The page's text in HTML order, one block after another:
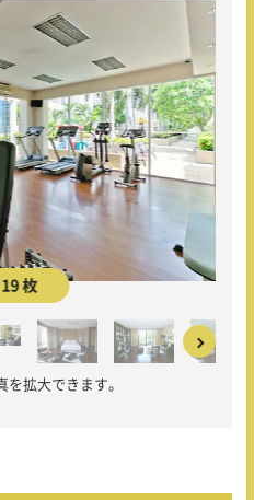
枚
を拡大できます。